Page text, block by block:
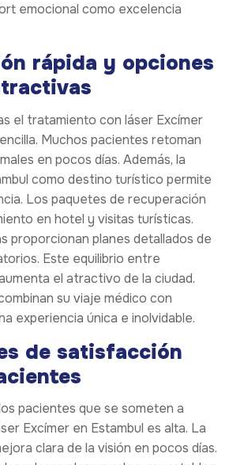
emocional como excelencia
rápida y opciones
el tratamiento con láser Excímer
Muchos pacientes retoman
en pocos días. Además, la
como destino turístico permite
Los paquetes de recuperación
en hotel y visitas turísticas.
proporcionan planes detallados de
Este equilibrio entre
el atractivo de la ciudad.
su viaje médico con
experiencia única e inolvidable.
de satisfacción
pacientes que se someten a
Excímer en Estambul es alta. La
clara de la visión en pocos días.